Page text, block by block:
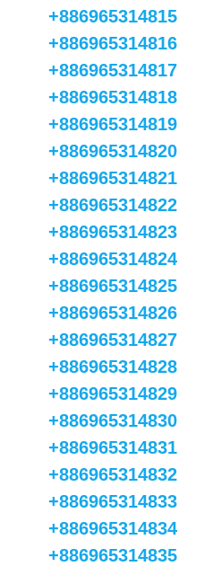
+886965314815
+886965314816
+886965314817
+886965314818
+886965314819
+886965314820
+886965314821
+886965314822
+886965314823
+886965314824
+886965314825
+886965314826
+886965314827
+886965314828
+886965314829
+886965314830
+886965314831
+886965314832
+886965314833
+886965314834
+886965314835